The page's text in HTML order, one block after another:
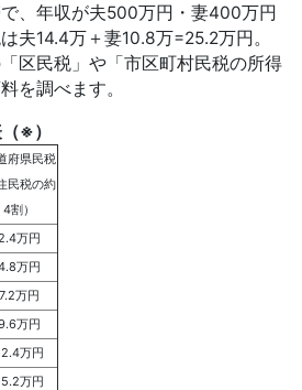
、年収が夫500万円・妻400万円
夫14.4万＋妻10.8万=25.2万円。
区民税」や「市区町村民税の所得
を調べます。
※）
府県民税
民税の約
4割）
2.4万円
万円
7.2万円
万円
万円
万円